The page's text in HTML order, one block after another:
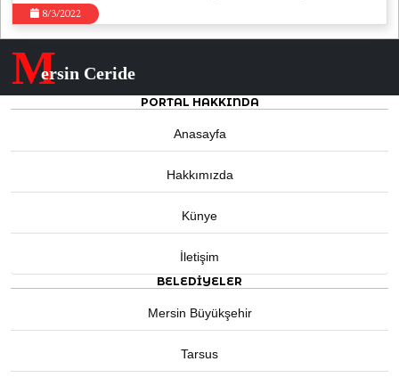
8/3/2022
Mersin Ceride
PORTAL HAKKINDA
Anasayfa
Hakkımızda
Künye
İletişim
BELEDIYELER
Mersin Büyükşehir
Tarsus